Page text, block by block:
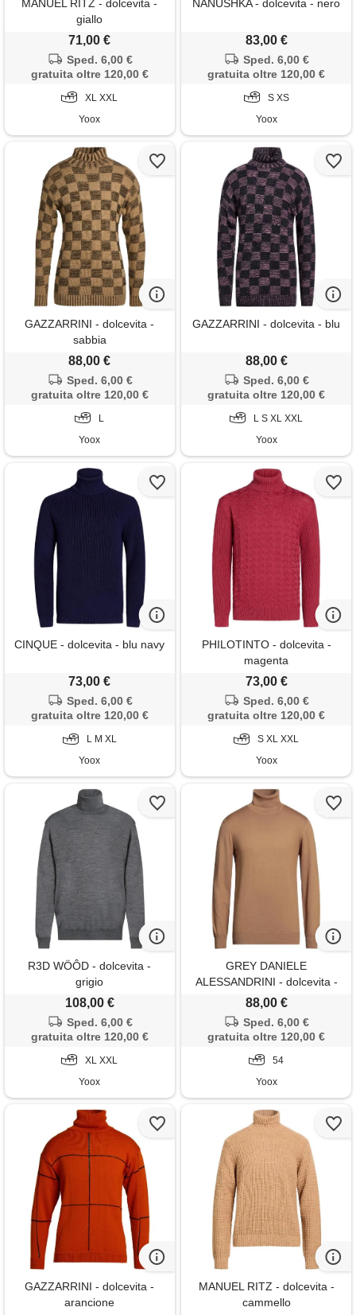
MANUEL RITZ - dolcevita -
giallo
71,00 €
Sped. 6,00 €
gratuita oltre 120,00 €
XL XXL
Yoox
NANUSHKA - dolcevita - nero
83,00 €
Sped. 6,00 €
gratuita oltre 120,00 €
S XS
Yoox
GAZZARRINI - dolcevita -
sabbia
88,00 €
Sped. 6,00 €
gratuita oltre 120,00 €
L
Yoox
GAZZARRINI - dolcevita - blu
88,00 €
Sped. 6,00 €
gratuita oltre 120,00 €
L S XL XXL
Yoox
CINQUE - dolcevita - blu navy
73,00 €
Sped. 6,00 €
gratuita oltre 120,00 €
L M XL
Yoox
PHILOTINTO - dolcevita -
magenta
73,00 €
Sped. 6,00 €
gratuita oltre 120,00 €
S XL XXL
Yoox
R3D WÖÔD - dolcevita -
grigio
108,00 €
Sped. 6,00 €
gratuita oltre 120,00 €
XL XXL
Yoox
GREY DANIELE
ALESSANDRINI - dolcevita -
cammello
88,00 €
Sped. 6,00 €
gratuita oltre 120,00 €
54
Yoox
GAZZARRINI - dolcevita -
arancione
MANUEL RITZ - dolcevita -
cammello